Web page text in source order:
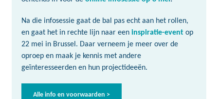
Na die infosessie gaat de bal pas echt aan het rollen,
en gaat het in rechte lijn naar een inspiratie-event op
22 mei in Brussel. Daar verneem je meer over de
oproep en maak je kennis met andere
geïnteresseerden en hun projectideeën.
Alle info en voorwaarden >